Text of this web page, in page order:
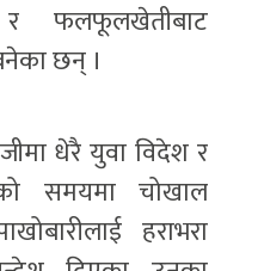
र फलफूलखेतीबाट
छन् ।
धेरै युवा विदेश र
समयमा चोखाल
हराभरा